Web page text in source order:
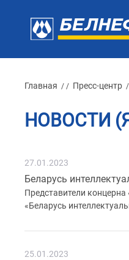
Главная / / Пресс-центр
НОВОСТИ
27.01.2023
Беларусь
Представители
«Беларусь
25.01.2023